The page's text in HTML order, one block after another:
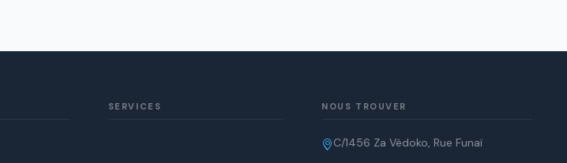
SERVICES NOUS TROUVER
C/1456 Za Vèdoko, Rue Funaï